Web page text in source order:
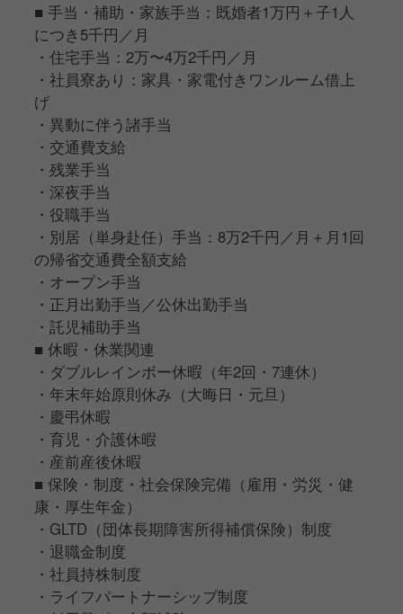
■ 手当・補助・家族手当：既婚者1万円＋子1人
につき5千円／月
・住宅手当：2万〜4万2千円／月
・社員寮あり：家具・家電付きワンルーム借上
げ
・異動に伴う諸手当
・交通費支給
・残業手当
・深夜手当
・役職手当
・別居（単身赴任）手当：8万2千円／月＋月1回
の帰省交通費全額支給
・オープン手当
・正月出勤手当／公休出勤手当
・託児補助手当
■ 休暇・休業関連
・ダブルレインボー休暇（年2回・7連休）
・年末年始原則休み（大晦日・元旦）
・慶弔休暇
・育児・介護休暇
・産前産後休暇
■ 保険・制度・社会保険完備（雇用・労災・健
康・厚生年金）
・GLTD（団体長期障害所得補償保険）制度
・退職金制度
・社員持株制度
・ライフパートナーシップ制度